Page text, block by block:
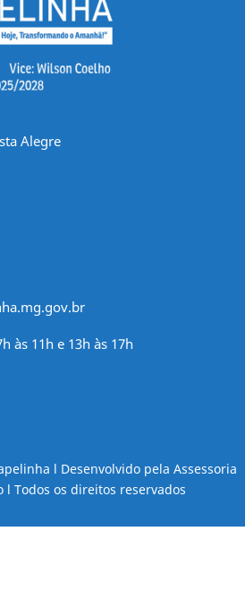
Alegre
às 11h e 13h às 17h
l Desenvolvido pela Assessoria
l Todos os direitos reservados